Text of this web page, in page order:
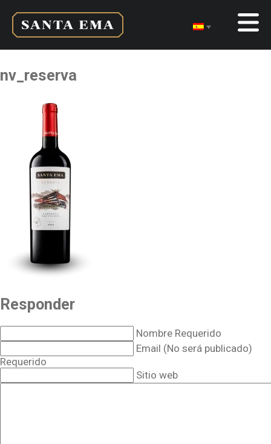
nv_reserva
Responder
Nombre Requerido
Email (No será publicado)
Requerido
Sitio web